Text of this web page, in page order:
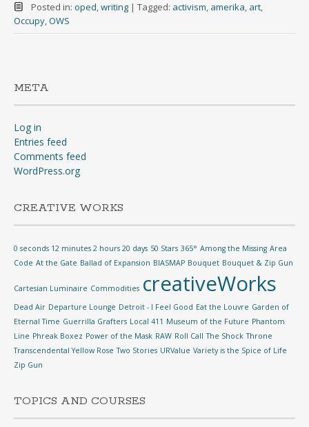
Posted in: oped,writing | Tagged: activism, amerika, art,
Occupy,OWS
META
Log in
Entries feed
Comments feed
WordPress.org
CREATIVE WORKS
0 seconds 12 minutes 2 hours 20 days 50 Stars 365° Among the Missing Area
Code At the Gate Ballad of Expansion BIASMAP Bouquet Bouquet & Zip Gun
Cartesian Luminaire Commodities creativeWorks
Dead Air Departure Lounge Detroit - I Feel Good Eat the Louvre Garden of
Eternal Time Guerrilla Grafters Local 411 Museum of the Future Phantom
Line Phreak Boxez Power of the Mask RAW Roll Call The Shock Throne
Transcendental Yellow Rose Two Stories URValue Variety is the Spice of Life
Zip Gun
TOPICS AND COURSES